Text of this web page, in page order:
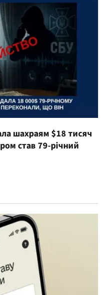
шахраям $18 тисяч
став 79-річний